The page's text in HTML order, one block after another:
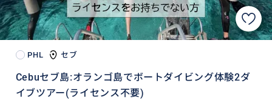
PHL セブ
Cebuセブ島:オランゴ島でボートダイビング体験2ダ
イブツアー(ライセンス不要)